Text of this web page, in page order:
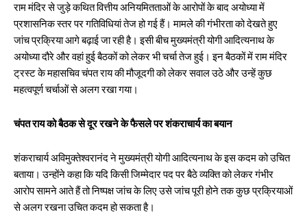
राम मंदिर से जुड़े कथित वित्तीय अनियमितताओं के आरोपों के बाद अयोध्या में
प्रशासनिक स्तर पर गतिविधियां तेज हो गई हैं। मामले की गंभीरता को देखते हुए
जांच प्रक्रिया आगे बढ़ाई जा रही है। इसी बीच मुख्यमंत्री योगी आदित्यनाथ के
अयोध्या दौरे और वहां हुई बैठकों को लेकर भी चर्चा तेज हुई। इन बैठकों में राम मंदिर
ट्रस्ट के महासचिव चंपत राय की मौजूदगी को लेकर सवाल उठे और उन्हें कुछ
महत्वपूर्ण चर्चाओं से अलग रखा गया।
चंपत राय को बैठक से दूर रखने के फैसले पर शंकराचार्य का बयान
शंकराचार्य अविमुक्तेश्वरानंद ने मुख्यमंत्री योगी आदित्यनाथ के इस कदम को उचित
बताया। उन्होंने कहा कि यदि किसी जिम्मेदार पद पर बैठे व्यक्ति को लेकर गंभीर
आरोप सामने आते हैं तो निष्पक्ष जांच के लिए उसे जांच पूरी होने तक कुछ प्रक्रियाओं
से अलग रखना उचित कदम हो सकता है।